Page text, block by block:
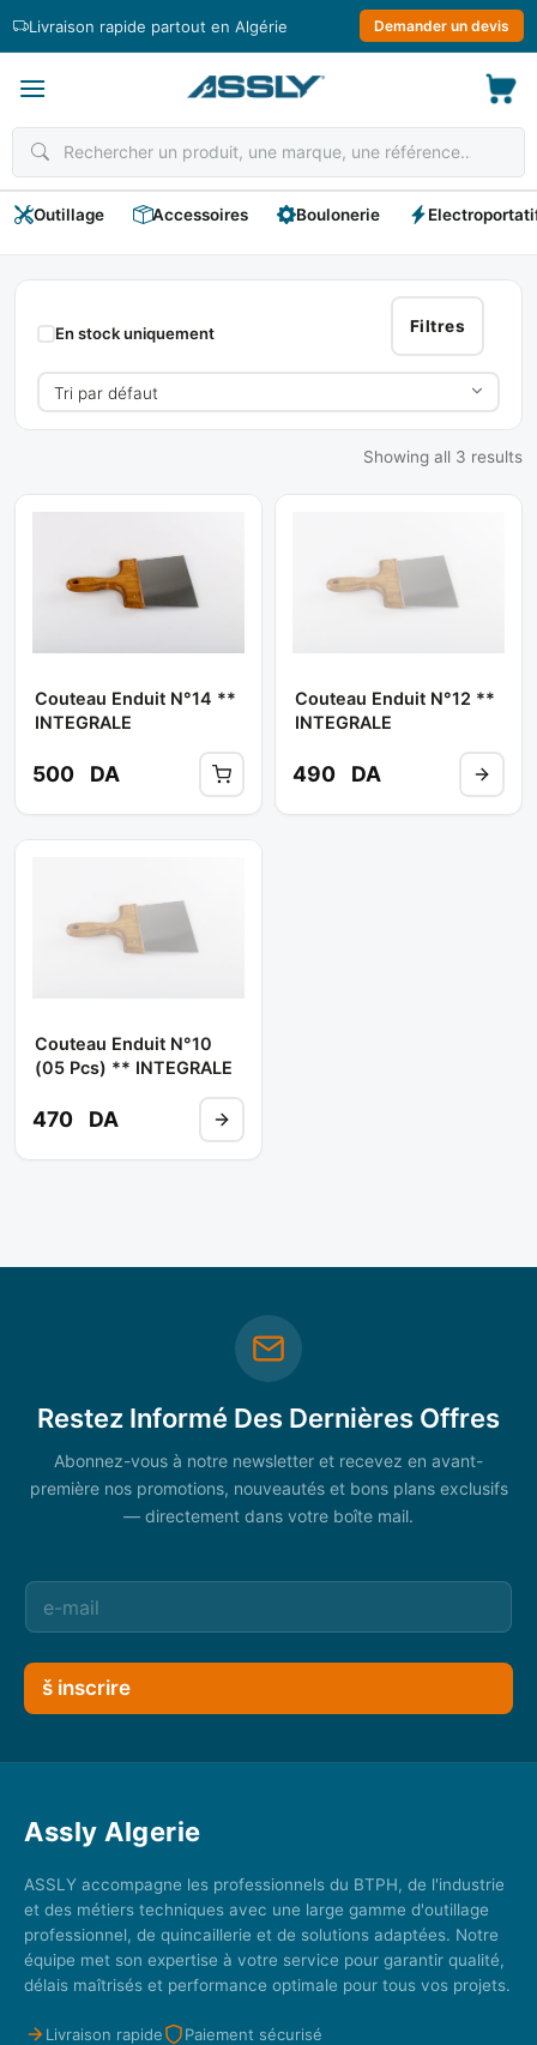
Livraison rapide partout en Algérie Demander un devis
Outillage Accessoires Boulonerie
INTEGRAL
Filtres
En stock uniquement
Showing all 3 results
Couteau Enduit N°14 **
INTEGRALE
500 DA
Couteau Enduit N°12 **
INTEGRALE
490 DA
Couteau Enduit N°10
(05 Pcs) ** INTEGRALE
470 DA
Restez Informé Des Dernières Offres
Abonnez-vous à notre newsletter et recevez en avant-
première nos promotions, nouveautés et bons plans exclusifs
— directement dans votre boîte mail.
š inscrire
Assly Algerie
ASSLY accompagne les professionnels du BTPH, de l'industrie
et des métiers techniques avec une large gamme d'outillage
professionnel, de quincaillerie et de solutions adaptées. Notre
équipe met son expertise à votre service pour garantir qualité,
délais maîtrisés et performance optimale pour tous vos projets.
Livraison rapide Paiement sécurisé